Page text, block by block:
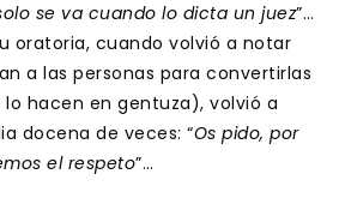
se va cuando lo dicta un juez”…
oratoria, cuando volvió a notar
a las personas para convertirlas
hacen en gentuza), volvió a
docena de veces: “Os pido, por
el respeto”…